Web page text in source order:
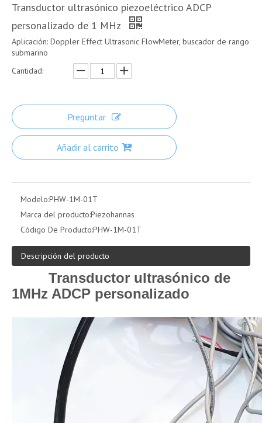
Transductor ultrasónico piezoeléctrico ADCP
personalizado de 1 MHz
Aplicación: Doppler Effect Ultrasonic FlowMeter, buscador de rango
submarino
Cantidad:
Preguntar
Añadir al carrito
Modelo:PHW-1M-01T
Marca del producto:Piezohannas
Código De Producto:PHW-1M-01T
Descripción del producto
Transductor ultrasónico de
1MHz ADCP personalizado